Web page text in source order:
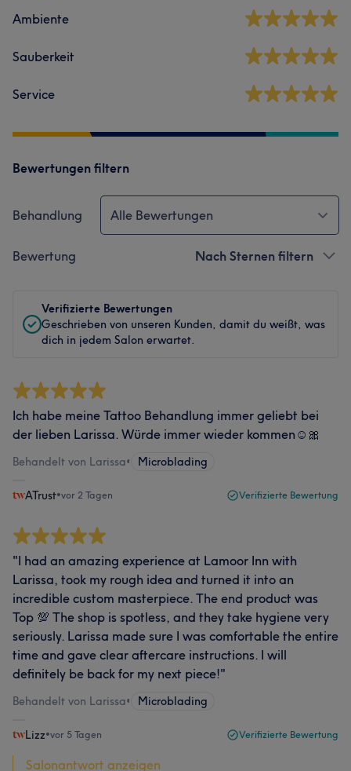
Ambiente
Sauberkeit
Service
Bewertungen filtern
Behandlung Alle Bewertungen
Bewertung Nach Sternen filtern
Verifizierte Bewertungen
Geschrieben von unseren Kunden, damit du weißt, was
dich in jedem Salon erwartet.
Ich habe meine Tattoo Behandlung immer geliebt bei
der lieben Larissa. Würde immer wieder kommen☺️🎀
Behandelt von Larissa• Microblading
ATrust•vor 2 Tagen Verifizierte Bewertung
"I had an amazing experience at Lamoor Inn with
Larissa, took my rough idea and turned it into an
incredible custom masterpiece. The end product was
Top 💯 The shop is spotless, and they take hygiene very
seriously. Larissa made sure I was comfortable the entire
time and gave clear aftercare instructions. I will
definitely be back for my next piece!"
Behandelt von Larissa• Microblading
Lizz•vor 5 Tagen Verifizierte Bewertung
Salonantwort anzeigen